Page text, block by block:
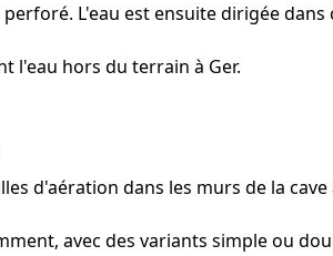
L'eau est ensuite dirigée dans
l'eau hors du terrain à Ger.
d'aération dans les murs de la
avec des variants simple ou